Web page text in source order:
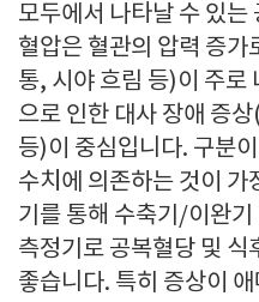
모두에서 나타날 수 있는
혈압은 혈관의 압력 증가
통, 시야 흐림 등)이 주로
으로 인한 대사 장애 증
등)이 중심입니다. 구분
수치에 의존하는 것이 가
기를 통해 수축기/이완
측정기로 공복혈당 및 식
좋습니다. 특히 증상이